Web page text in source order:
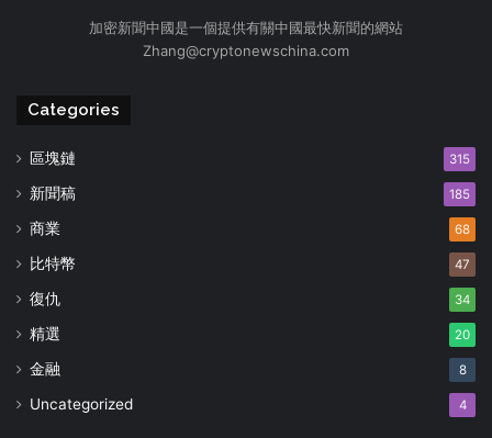
加密新聞中國是一個提供有關中國最快新聞的網站
Zhang@cryptonewschina.com
Categories
區塊鏈 315
新聞稿 185
商業 68
比特幣 47
復仇 34
精選 20
金融 8
Uncategorized 4